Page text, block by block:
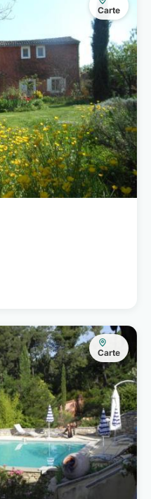
Carte
Carte